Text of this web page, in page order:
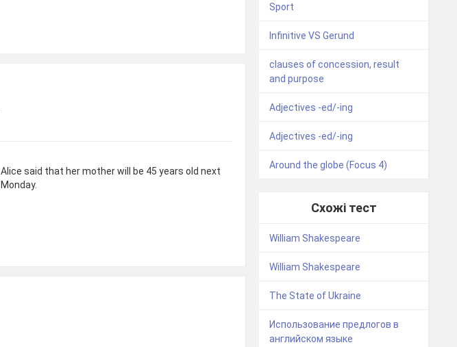
Alice said that her mother will be 45 years old next
Monday.
Sport
Infinitive VS Gerund
clauses of concession, result
and purpose
Adjectives -ed/-ing
Adjectives -ed/-ing
Around the globe (Focus 4)
Схожі тест
William Shakespeare
William Shakespeare
The State of Ukraine
Использование предлогов в
английском языке